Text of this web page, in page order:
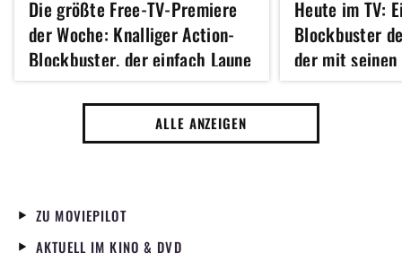
Die größte Free-TV-Premiere
der Woche: Knalliger Action-
Blockbuster, der einfach Laune
macht
Heute im TV:
Blockbuster
der mit
umhaut
ALLE ANZEIGEN
ZU MOVIEPILOT
AKTUELL IM KINO & DVD